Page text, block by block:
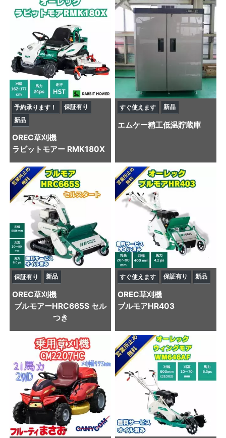
予約承ります！
保証有り
新品
OREC草刈機
ラビットモアー RMK180X
すぐ使えます 新品
エムケー精工低温貯蔵庫
保証有り 新品
OREC草刈機
ブルモアーHRC665S セル
つき
すぐ使えます 保証有り 新品
OREC草刈機
ブルモアHR403